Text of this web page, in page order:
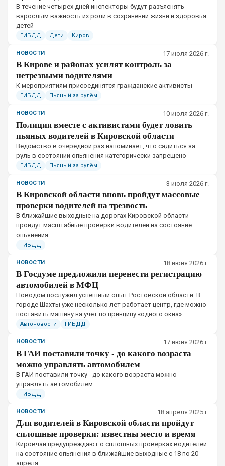
В течение четырех дней инспекторы будут разъяснять
взрослым важность их роли в сохранении жизни и здоровья
детей
ГИБДД Дети Киров
НОВОСТИ 17 июля 2026 г.
В Кирове и районах усилят контроль за
нетрезвыми водителями
К мероприятиям присоединятся гражданские активисты
ГИБДД Пьяный за рулём
НОВОСТИ 10 июля 2026 г.
Полиция вместе с активистами будет ловить
пьяных водителей в Кировской области
Ведомство в очередной раз напоминает, что садиться за
руль в состоянии опьянения категорически запрещено
ГИБДД Пьяный за рулём
НОВОСТИ 3 июля 2026 г.
В Кировской области вновь пройдут массовые
проверки водителей на трезвость
В ближайшие выходные на дорогах Кировской области
пройдут масштабные проверки водителей на состояние
опьянения
ГИБДД
НОВОСТИ 18 июня 2026 г.
В Госдуме предложили перенести регистрацию
автомобилей в МФЦ
Поводом послужил успешный опыт Ростовской области. В
городе Шахты уже несколько лет работает центр, где можно
поставить машину на учет по принципу «одного окна»
Автоновости ГИБДД
НОВОСТИ 17 июня 2026 г.
В ГАИ поставили точку - до какого возраста
можно управлять автомобилем
В ГАИ поставили точку - до какого возраста можно
управлять автомобилем
ГИБДД
НОВОСТИ 18 апреля 2025 г.
Для водителей в Кировской области пройдут
сплошные проверки: известны место и время
Кировчан предупреждают о сплошных проверках водителей
на состояние опьянения в ближайшие выходные с 18 по 20
апреля